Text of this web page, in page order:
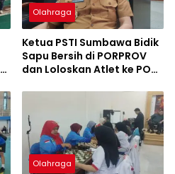
Olahraga
Ketua PSTI Sumbawa Bidik
Sapu Bersih di PORPROV
dan Loloskan Atlet ke PON
Olahraga